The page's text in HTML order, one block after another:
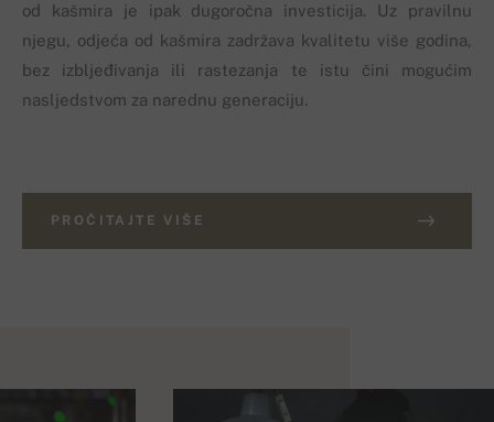
od kašmira je ipak dugoročna investicija. Uz pravilnu
njegu, odjeća od kašmira zadržava kvalitetu više godina,
bez izbljeđivanja ili rastezanja te istu čini mogućim
nasljedstvom za narednu generaciju.
PROČITAJTE VIŠE